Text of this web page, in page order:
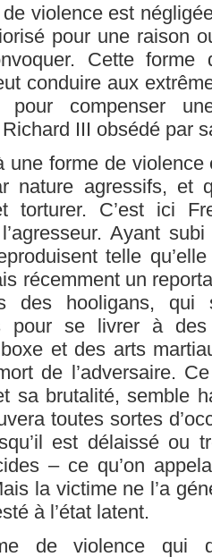
violence est
pour une raison
Cette
conduire aux
compenser
III obsédé par
une forme de
nature agressifs, et
torturer. C’est ici
Ayant
telle
récemment un
des hooligans, qui
pour se livrer à
et des arts
de l’adversaire.
sa brutalité, semble
toutes sortes
est délaissé ou
– ce qu’on
la victime ne l’a
à l’état latent.
de violence qui